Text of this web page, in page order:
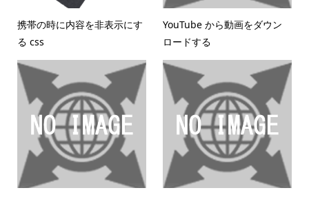
携帯の時に内容を非表示にす
る css
YouTube から動画をダウン
ロードする